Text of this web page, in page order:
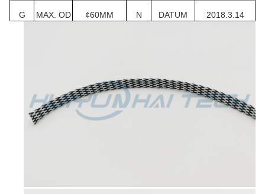
G MAX. OD ¢60MM N DATUM 2018.3.14